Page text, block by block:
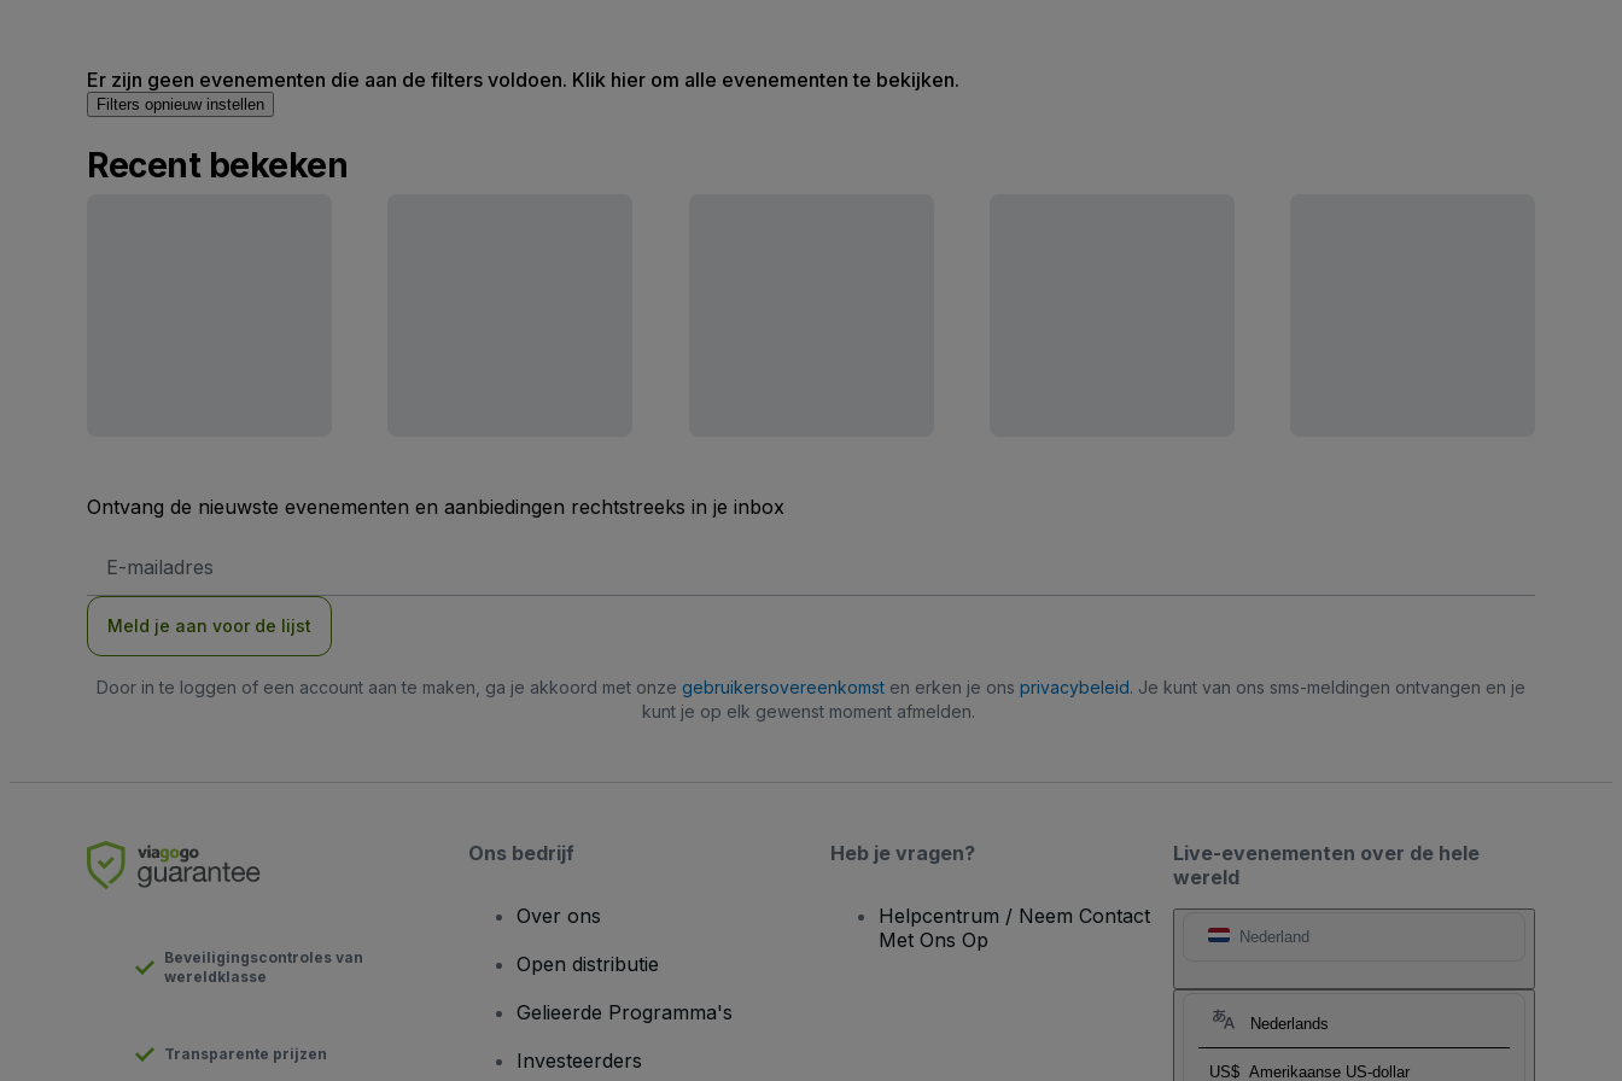
Er zijn geen evenementen die aan de filters voldoen. Klik hier om alle evenementen te bekijken.
Filters opnieuw instellen
Recent bekeken
Ontvang de nieuwste evenementen en aanbiedingen rechtstreeks in je inbox
mailadres
Meld je aan voor de lijst
Door in te loggen of een account aan te maken, ga je akkoord met onze gebruikersovereenkomst en erken je ons privacybeleid. Je kunt van ons sms-meldingen ontvangen en je
kunt je op elk gewenst moment afmelden.
Live-evenementen over de hele
wereld
Nederland
Nederlands
US$ Amerikaanse US-dollar
Beveiligingscontroles van
wereldklasse
Transparente prijzen
Ons bedrijf
Over ons
Open distributie
Gelieerde Programma's
Investeerders
Heb je vragen?
Helpcentrum / Neem Contact
Met Ons Op